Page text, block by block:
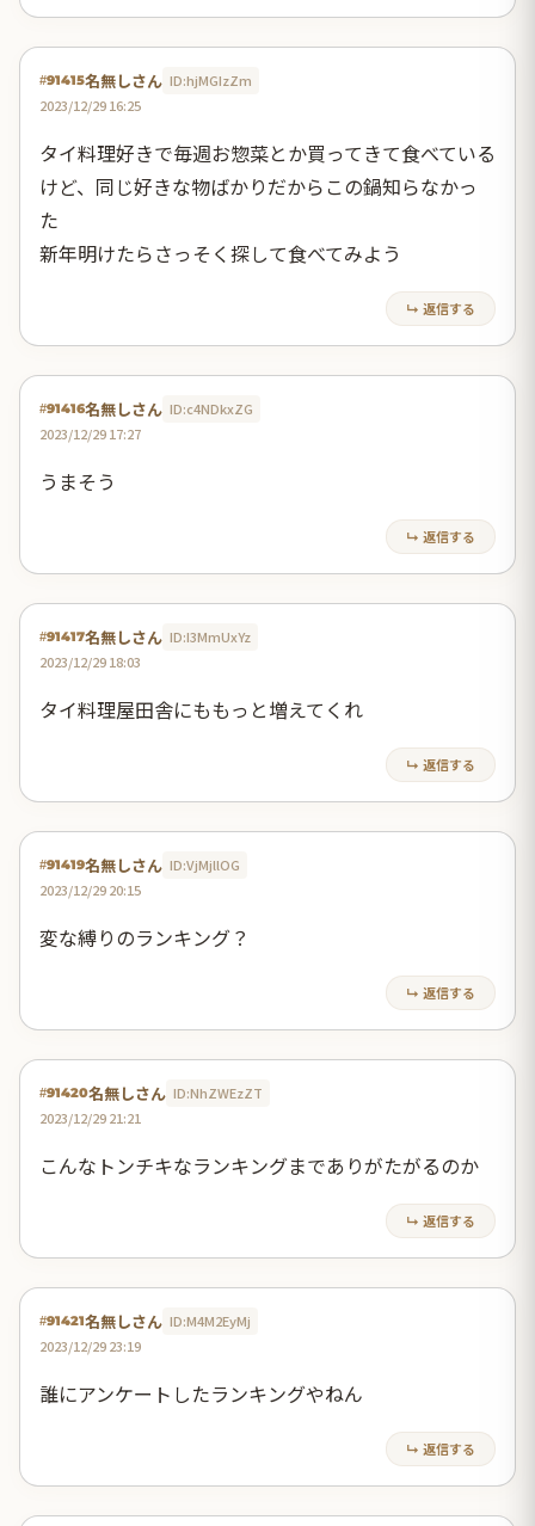
#91415名無しさん ID:hjMGIzZm
2023/12/29 16:25
タイ料理好きで毎週お惣菜とか買ってきて食べている
けど、同じ好きな物ばかりだからこの鍋知らなかっ
た
新年明けたらさっそく探して食べてみよう
↳ 返信する
#91416名無しさん ID:c4NDkxZG
2023/12/29 17:27
うまそう
↳ 返信する
#91417名無しさん ID:I3MmUxYz
2023/12/29 18:03
タイ料理屋田舎にももっと増えてくれ
↳ 返信する
#91419名無しさん ID:VjMjllOG
2023/12/29 20:15
変な縛りのランキング？
↳ 返信する
#91420名無しさん ID:NhZWEzZT
2023/12/29 21:21
こんなトンチキなランキングまでありがたがるのか
↳ 返信する
#91421名無しさん ID:M4M2EyMj
2023/12/29 23:19
誰にアンケートしたランキングやねん
↳ 返信する